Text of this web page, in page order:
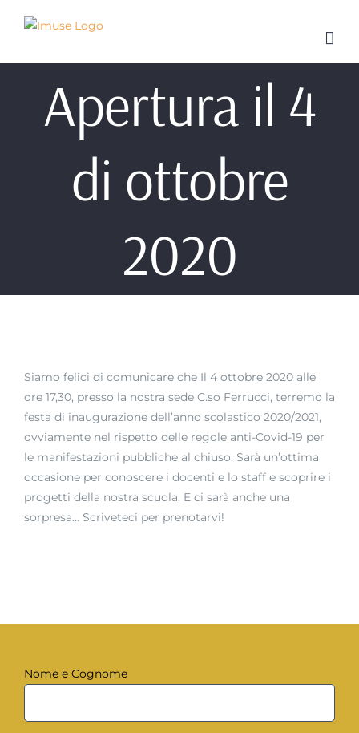
Apertura il 4
di ottobre
2020
Siamo felici di comunicare che Il 4 ottobre 2020 alle
ore 17,30, presso la nostra sede C.so Ferrucci, terremo la
festa di inaugurazione dell’anno scolastico 2020/2021,
ovviamente nel rispetto delle regole anti-Covid-19 per
le manifestazioni pubbliche al chiuso. Sarà un’ottima
occasione per conoscere i docenti e lo staff e scoprire i
progetti della nostra scuola. E ci sarà anche una
sorpresa… Scriveteci per prenotarvi!
Nome e Cognome